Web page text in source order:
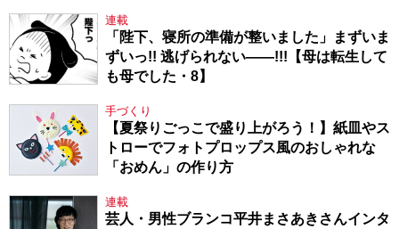
連載
「陛下、寝所の準備が整いました」まずいま
ずいっ!! 逃げられない――!!!【母は転生して
も母でした・8】
手づくり
【夏祭りごっこで盛り上がろう！】紙皿やス
トローでフォトプロップス風のおしゃれな
「おめん」の作り方
連載
芸人・男性ブランコ平井まさあきさんインタ